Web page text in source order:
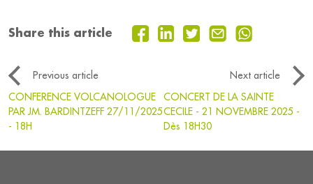
Share this article
Previous article
Next article
CONFERENCE VOLCANOLOGUE
PAR JM. BARDINTZEFF 27/11/2025
- 18H
CONCERT DE LA SAINTE
CECILE - 21 NOVEMBRE 2025 -
Dès 18H30